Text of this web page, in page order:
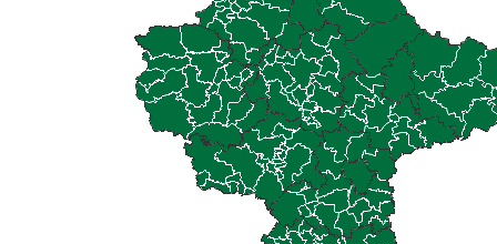
Brücken-Hackpfüffel
Bülstringen
Burg, Stadt
Burgstall
Calbe (Saale), Stadt
Coswig (Anhalt), Stadt